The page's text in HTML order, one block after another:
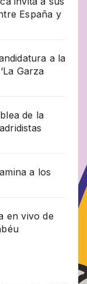
España y
a la
Garza
de la
a los
en vivo de